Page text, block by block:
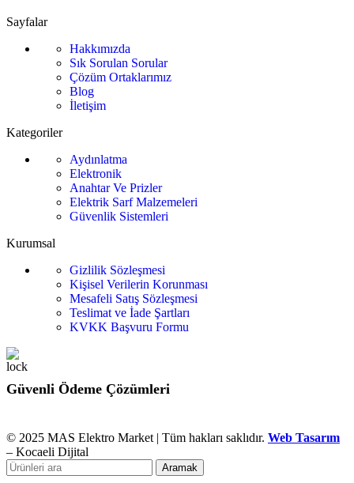
957,00₺.
.
Sayfalar
Hakkımızda
Sık Sorulan Sorular
Çözüm Ortaklarımız
Blog
İletişim
Kategoriler
Aydınlatma
Elektronik
Anahtar Ve Prizler
Elektrik Sarf Malzemeleri
Güvenlik Sistemleri
Kurumsal
Gizlilik Sözleşmesi
Kişisel Verilerin Korunması
Mesafeli Satış Sözleşmesi
Teslimat ve İade Şartları
KVKK Başvuru Formu
Güvenli Ödeme Çözümleri
© 2025 MAS Elektro Market | Tüm hakları saklıdır. Web Tasarım
– Kocaeli Dijital
Aramak